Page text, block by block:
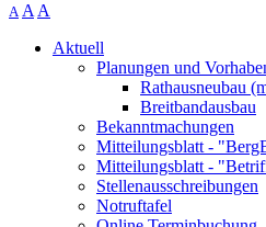
A A A
Aktuell
Planungen und
Rathausneubau
Breitbandausbau
Bekanntmachungen
Mitteilungsblatt -
Mitteilungsblatt -
Stellenausschreibungen
Notruftafel